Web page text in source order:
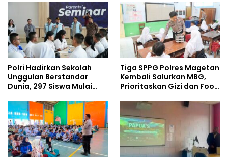
Polri Hadirkan Sekolah
Unggulan Berstandar
Dunia, 297 Siswa Mulai
Tiga SPPG Polres Magetan
Kembali Salurkan MBG,
Prioritaskan Gizi dan Food